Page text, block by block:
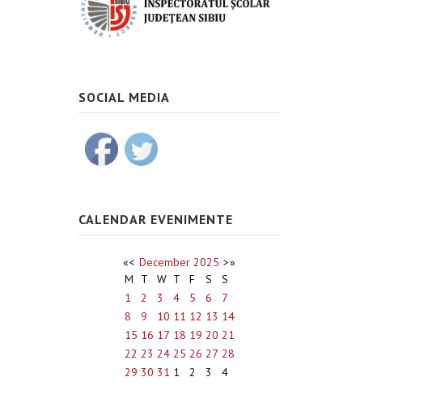
SOCIAL MEDIA
CALENDAR EVENIMENTE
«< December 2025 >»
M
T W T F S
S
1
2 3 4 5 6
7
8
9 10 11 12 13 14
15 16 17 18 19 20 21
22 23 24 25 26 27 28
29 30 31 1 2 3 4